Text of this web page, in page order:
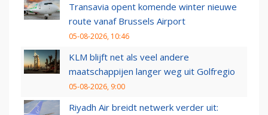
Transavia opent komende winter nieuwe
route vanaf Brussels Airport
05-08-2026, 10:46
KLM blijft net als veel andere
maatschappijen langer weg uit Golfregio
05-08-2026, 9:00
Riyadh Air breidt netwerk verder uit: